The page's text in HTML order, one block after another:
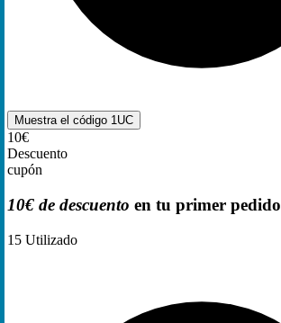
Muestra el código 1UC
10€
Descuento
cupón
10€ de descuento en tu primer pedido
15 Utilizado